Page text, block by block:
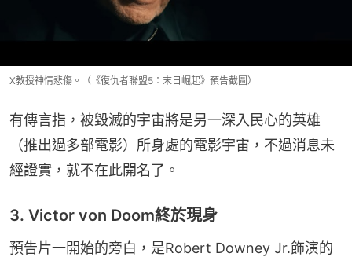
X教授神情悲傷。（《復仇者聯盟5：末日崛起》預告截圖）
有傳言指，被毀滅的宇宙將是另一深入民心的英雄
（推出過多部電影）所身處的電影宇宙，不過消息未
經證實，就不在此開名了。
3. Victor von Doom終於現身
預告片一開始的旁白，是Robert Downey Jr.飾演的